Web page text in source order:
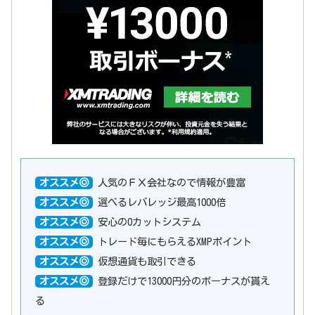
オススメ◎ 人気のＦＸ会社なので情報が豊富
オススメ◎ 選べるレバレッジ最高1000倍
オススメ◎ 安心の0カットシステム
オススメ◎ トレード毎にもらえるXMPポイント
オススメ◎ 仮想通貨も取引できる
オススメ◎ 登録だけで13000円分のボーナスが貰え
る